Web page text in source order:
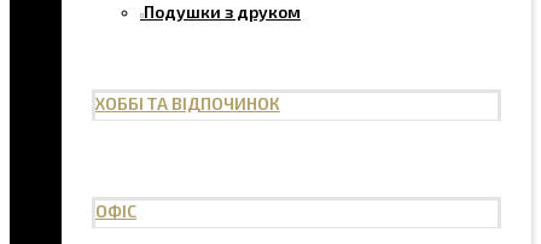
Подушки з друком
ХОББІ ТА ВІДПОЧИНОК
ОФІС